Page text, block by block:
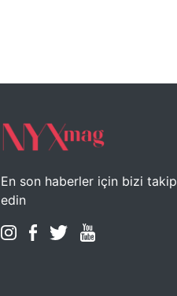
En son haberler için bizi takip
edin